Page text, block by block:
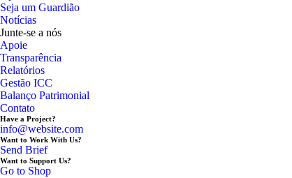
Seja um Guardião
Notícias
Junte-se a nós
Apoie
Transparência
Relatórios
Gestão ICC
Balanço Patrimonial
Contato
Have a Project?
info@website.com
Want to Work With Us?
Send Brief
Want to Support Us?
Go to Shop